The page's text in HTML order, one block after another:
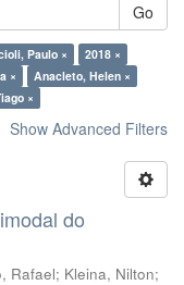
Go
Paulo ×
2018 ×
×
Anacleto, Helen ×
×
Show Advanced Filters
do
Rafael; Kleina, Nilton;